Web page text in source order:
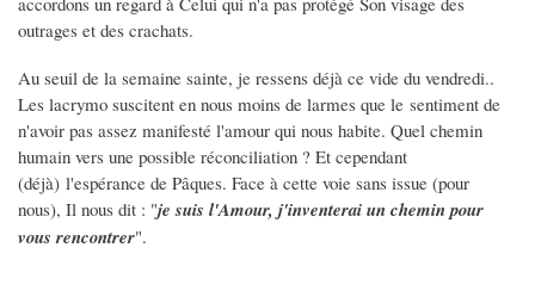
outrages et des crachats.
Au seuil de la semaine sainte, je ressens déjà ce vide du vendredi..
Les lacrymo suscitent en nous moins de larmes que le sentiment de
n'avoir pas assez manifesté l'amour qui nous habite. Quel chemin
humain vers une possible réconciliation ? Et cependant
(déjà) l'espérance de Pâques. Face à cette voie sans issue (pour
nous), Il nous dit : "je suis l'Amour, j'inventerai un chemin pour
vous rencontrer".